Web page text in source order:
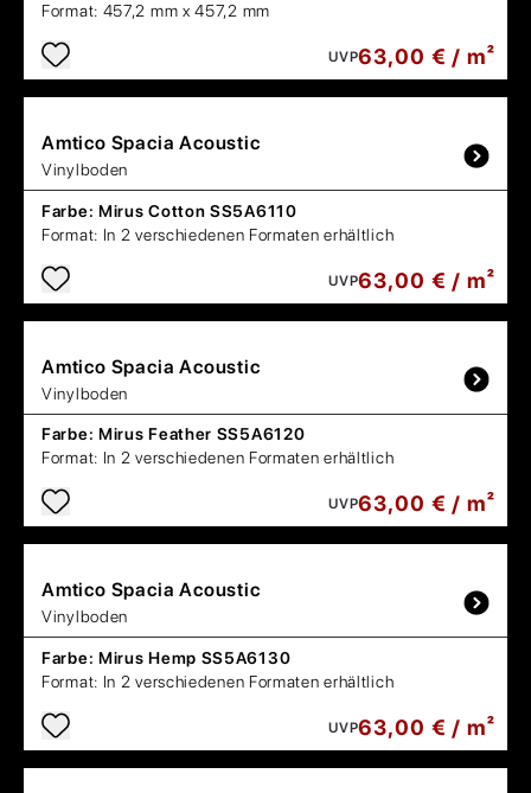
Format: 457,2 mm x 457,2 mm
UVP63,00 € / m²
Amtico Spacia Acoustic
Vinylboden
Farbe: Mirus Cotton SS5A6110
Format: In 2 verschiedenen Formaten erhältlich
UVP63,00 € / m²
Amtico Spacia Acoustic
Vinylboden
Farbe: Mirus Feather SS5A6120
Format: In 2 verschiedenen Formaten erhältlich
UVP63,00 € / m²
Amtico Spacia Acoustic
Vinylboden
Farbe: Mirus Hemp SS5A6130
Format: In 2 verschiedenen Formaten erhältlich
UVP63,00 € / m²